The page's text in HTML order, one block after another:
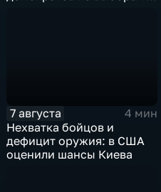
7 августа
4 мин
Нехватка бойцов и
дефицит оружия: в США
оценили шансы Киева